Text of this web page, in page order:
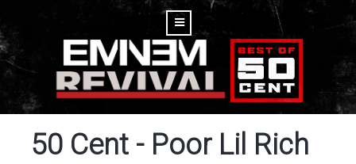
50 Cent - Poor Lil Rich